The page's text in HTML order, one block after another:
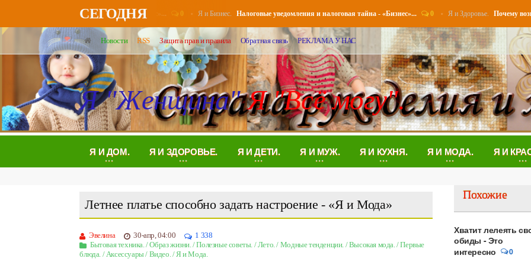
СЕГОДНЯ
повысят выплаты в августе - «Бизнес»... 0 Я и Бизнес. Налоговые уведомления и налоговая тайна - «Бизнес»... 0 Я и Здоровье. Почему
Новости RSS Защита прав и правила Обратная связь РЕКЛАМА У НАС
Я "Женщина" Я "Всё могу".
Я И ДОМ. Я И ЗДОРОВЬЕ. Я И ДЕТИ. Я И МУЖ. Я И КУХНЯ. Я И МОДА. Я И
Летнее платье способно задать настроение - «Я и Мода»
Эвелина 30-апр, 04:00
1 338
Бытовая техника./Образ жизни./Полезные советы. /Лето./ Модные тенденции./Высокая мода./Первые
блюда. /Аксессуары/ Видео./Я и Мода.
Похожие
Хватит лелеять
обиды - Это
интересно
0